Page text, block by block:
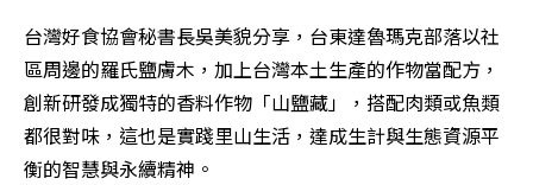
台灣好食協會秘書長吳美貌分享，台東達魯瑪克部落以社
區周邊的羅氏鹽膚木，加上台灣本土生產的作物當配方，
創新研發成獨特的香料作物「山鹽藏」，搭配肉類或魚類
都很對味，這也是實踐里山生活，達成生計與生態資源平
衡的智慧與永續精神。